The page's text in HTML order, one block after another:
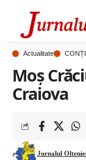
Actualitate
Moș
Craiova
Jurnalul